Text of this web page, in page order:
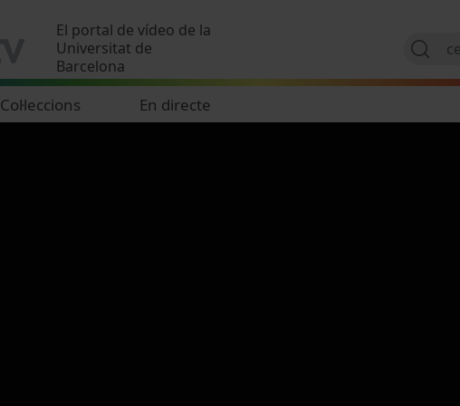
El portal de vídeo de la
Universitat de
Barcelona
Col·leccions En directe